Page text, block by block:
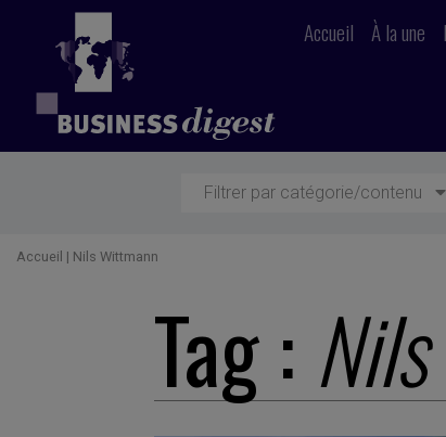
Accueil À la une
Filtrer par catégorie/contenu
Accueil | Nils Wittmann
Tag :